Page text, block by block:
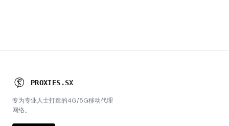
PROXIES .SX
专为专业人士打造的4G/5G移动代理
网络。